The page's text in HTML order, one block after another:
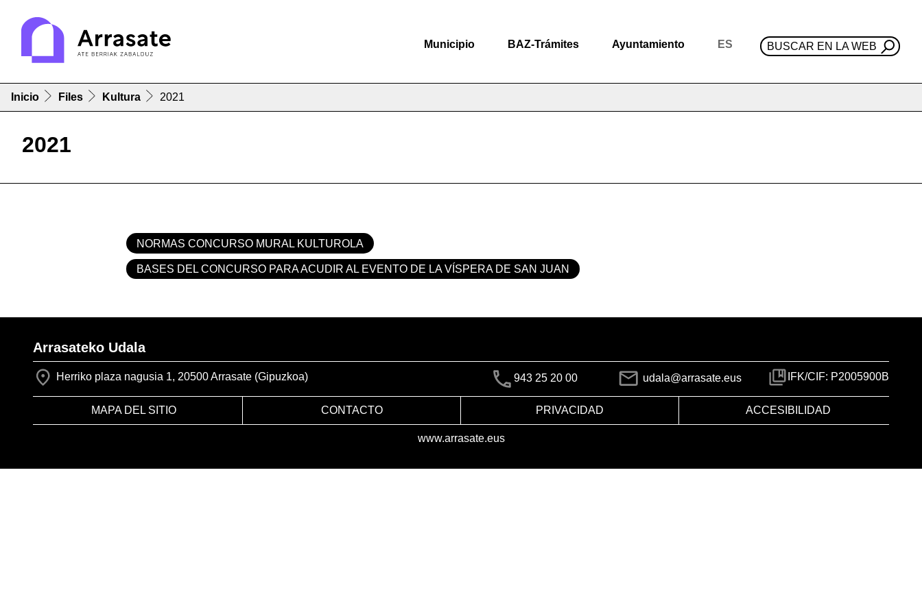
Municipio BAZ-Trámites Ayuntamiento ES BUSCAR EN LA WEB
Inicio Files Kultura 2021
2021
NORMAS CONCURSO MURAL KULTUROLA
BASES DEL CONCURSO PARA ACUDIR AL EVENTO DE LA VÍSPERA DE SAN JUAN
Arrasateko Udala
Herriko plaza nagusia 1, 20500 Arrasate (Gipuzkoa) 943 25 20 00 udala@arrasate.eus IFK/CIF: P2005900B
MAPA DEL SITIO CONTACTO PRIVACIDAD ACCESIBILIDAD
www.arrasate.eus